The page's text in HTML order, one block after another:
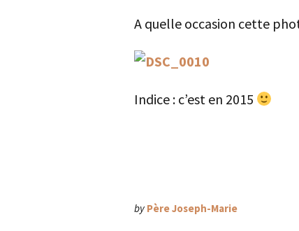
A quelle occasion cette
Indice : c’est en 2015
by Père Joseph-Marie